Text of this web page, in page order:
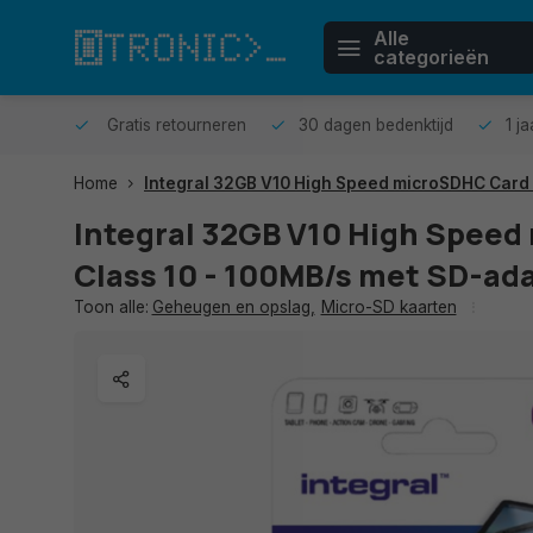
Alle
categorieën
Gratis retourneren 30 dagen bedenktijd 1
Home Integral 32GB V10 High Speed microSDHC
Integral 32GB V10 High Speed
Class 10 - 100MB/s met SD-
Toon alle: Geheugen en opslag Micro-SD kaarten